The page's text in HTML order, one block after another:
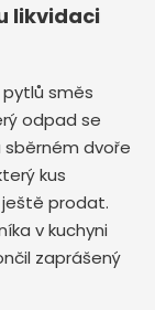
likvidaci
směs
odpad se
dvoře
kus
prodat.
v kuchyni
zaprášený